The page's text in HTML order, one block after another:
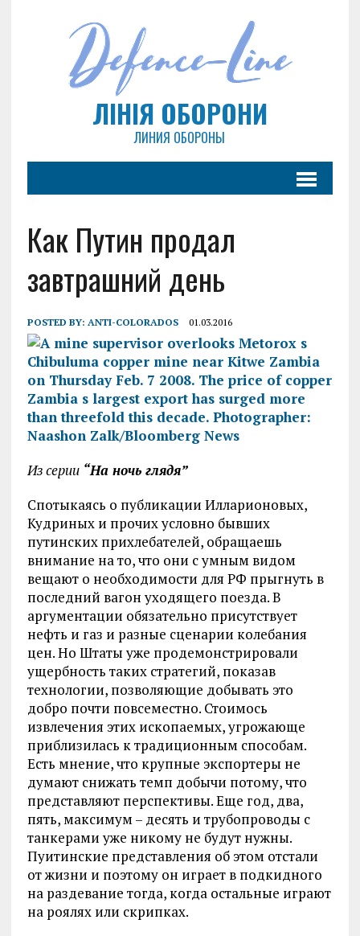
ЛІНІЯ ОБОРОНИ
ЛИНИЯ ОБОРОНЫ
Как Путин продал
завтрашний день
POSTED BY: ANTI-COLORADOS 01.03.2016
Из серии “На ночь глядя”
Спотыкаясь о публикации Илларионовых,
Кудриных и прочих условно бывших
путинских прихлебателей, обращаешь
внимание на то, что они с умным видом
вещают о необходимости для РФ прыгнуть в
последний вагон уходящего поезда. В
аргументации обязательно присутствует
нефть и газ и разные сценарии колебания
цен. Но Штаты уже продемонстрировали
ущербность таких стратегий, показав
технологии, позволяющие добывать это
добро почти повсеместно. Стоимось
извлечения этих ископаемых, угрожающе
приблизилась к традиционным способам.
Есть мнение, что крупные экспортеры не
думают снижать темп добычи потому, что
представляют перспективы. Еще год, два,
пять, максимум – десять и трубопроводы с
танкерами уже никому не будут нужны.
Пуитинские представления об этом отстали
от жизни и поэтому он играет в подкидного
на раздевание тогда, когда остальные играют
на роялях или скрипках.